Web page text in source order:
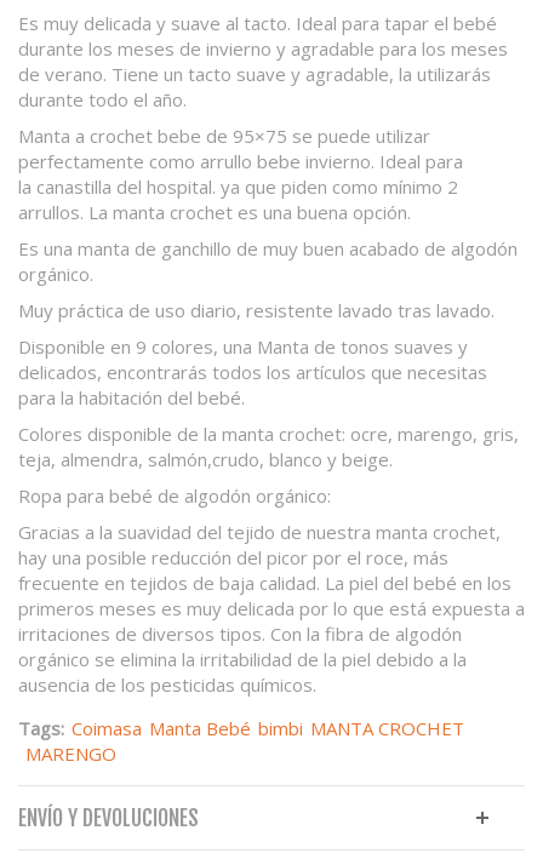
Es muy delicada y suave al tacto. Ideal para tapar el bebé
durante los meses de invierno y agradable para los meses
de verano. Tiene un tacto suave y agradable, la utilizarás
durante todo el año.
Manta a crochet bebe de 95×75 se puede utilizar
perfectamente como arrullo bebe invierno. Ideal para
la canastilla del hospital. ya que piden como mínimo 2
arrullos. La manta crochet es una buena opción.
Es una manta de ganchillo de muy buen acabado de algodón
orgánico.
Muy práctica de uso diario, resistente lavado tras lavado.
Disponible en 9 colores, una Manta de tonos suaves y
delicados, encontrarás todos los artículos que necesitas
para la habitación del bebé.
Colores disponible de la manta crochet: ocre, marengo, gris,
teja, almendra, salmón,crudo, blanco y beige.
Ropa para bebé de algodón orgánico:
Gracias a la suavidad del tejido de nuestra manta crochet,
hay una posible reducción del picor por el roce, más
frecuente en tejidos de baja calidad. La piel del bebé en los
primeros meses es muy delicada por lo que está expuesta a
irritaciones de diversos tipos. Con la fibra de algodón
orgánico se elimina la irritabilidad de la piel debido a la
ausencia de los pesticidas químicos.
Tags: Coimasa Manta Bebé bimbi MANTA CROCHET
MARENGO
ENVÍO Y DEVOLUCIONES